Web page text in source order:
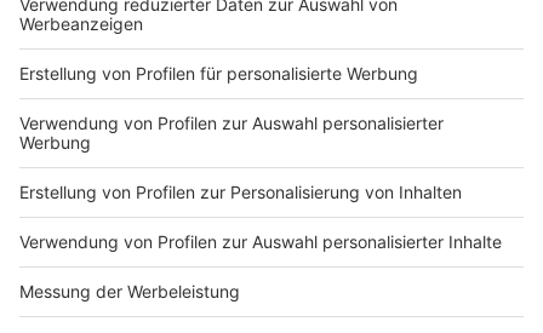
Markiere sie hierfür mit einem